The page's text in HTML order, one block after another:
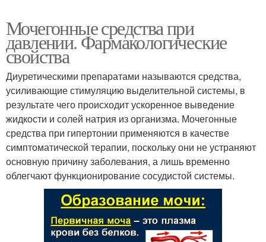
Мочегонные средства при
давлении. Фармакологические
свойства
Диуретическими препаратами называются средства,
усиливающие стимуляцию выделительной системы, в
результате чего происходит ускоренное выведение
жидкости и солей натрия из организма. Мочегонные
средства при гипертонии применяются в качестве
симптоматической терапии, поскольку они не устраняют
основную причину заболевания, а лишь временно
облегчают функционирование сосудистой системы.